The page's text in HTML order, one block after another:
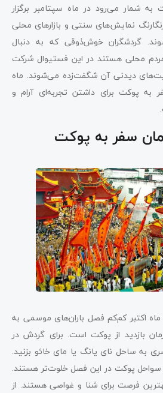
شمار می‌رود در ماه سپتامبر برگزار
نمایش‌های سنتی و بازارهای محلی
گردشگران خوش‌ذوقی که به دنبال
محلی هستند در این فستیوال شرکت
دیدنی آن شگفت‌زده می‌شوند. ماه
به پوکت برای داشتن تجربه‌ای آرام و
سفر به پوکت
ماه اکتبر کم‌کم فصل باران‌های موسمی به
بازدید از پوکت است. برای گردش در
به ساحل نای یانگ یا مای خائو بزنید.
پوکت در این فصل خلوت‌تر هستند.
فرصت برای شنا و غواصی هستند. از